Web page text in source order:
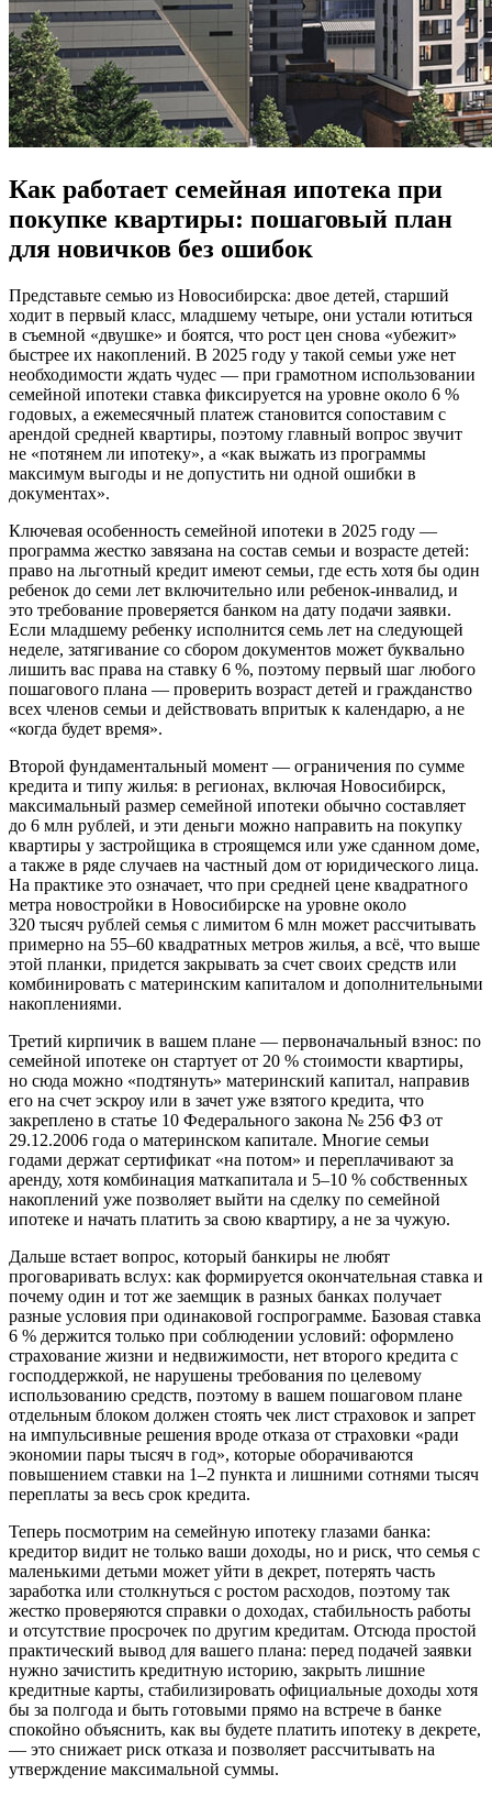
Как работает семейная ипотека при
покупке квартиры: пошаговый план
для новичков без ошибок
Представьте семью из Новосибирска: двое детей, старший
ходит в первый класс, младшему четыре, они устали ютиться
в съемной «двушке» и боятся, что рост цен снова «убежит»
быстрее их накоплений. В 2025 году у такой семьи уже нет
необходимости ждать чудес — при грамотном использовании
семейной ипотеки ставка фиксируется на уровне около 6 %
годовых, а ежемесячный платеж становится сопоставим с
арендой средней квартиры, поэтому главный вопрос звучит
не «потянем ли ипотеку», а «как выжать из программы
максимум выгоды и не допустить ни одной ошибки в
документах».
Ключевая особенность семейной ипотеки в 2025 году —
программа жестко завязана на состав семьи и возрасте детей:
право на льготный кредит имеют семьи, где есть хотя бы один
ребенок до семи лет включительно или ребенок-инвалид, и
это требование проверяется банком на дату подачи заявки.
Если младшему ребенку исполнится семь лет на следующей
неделе, затягивание со сбором документов может буквально
лишить вас права на ставку 6 %, поэтому первый шаг любого
пошагового плана — проверить возраст детей и гражданство
всех членов семьи и действовать впритык к календарю, а не
«когда будет время».
Второй фундаментальный момент — ограничения по сумме
кредита и типу жилья: в регионах, включая Новосибирск,
максимальный размер семейной ипотеки обычно составляет
до 6 млн рублей, и эти деньги можно направить на покупку
квартиры у застройщика в строящемся или уже сданном доме,
а также в ряде случаев на частный дом от юридического лица.
На практике это означает, что при средней цене квадратного
метра новостройки в Новосибирске на уровне около
320 тысяч рублей семья с лимитом 6 млн может рассчитывать
примерно на 55–60 квадратных метров жилья, а всё, что выше
этой планки, придется закрывать за счет своих средств или
комбинировать с материнским капиталом и дополнительными
накоплениями.
Третий кирпичик в вашем плане — первоначальный взнос: по
семейной ипотеке он стартует от 20 % стоимости квартиры,
но сюда можно «подтянуть» материнский капитал, направив
его на счет эскроу или в зачет уже взятого кредита, что
закреплено в статье 10 Федерального закона № 256 ФЗ от
29.12.2006 года о материнском капитале. Многие семьи
годами держат сертификат «на потом» и переплачивают за
аренду, хотя комбинация маткапитала и 5–10 % собственных
накоплений уже позволяет выйти на сделку по семейной
ипотеке и начать платить за свою квартиру, а не за чужую.
Дальше встает вопрос, который банкиры не любят
проговаривать вслух: как формируется окончательная ставка и
почему один и тот же заемщик в разных банках получает
разные условия при одинаковой госпрограмме. Базовая ставка
6 % держится только при соблюдении условий: оформлено
страхование жизни и недвижимости, нет второго кредита с
господдержкой, не нарушены требования по целевому
использованию средств, поэтому в вашем пошаговом плане
отдельным блоком должен стоять чек лист страховок и запрет
на импульсивные решения вроде отказа от страховки «ради
экономии пары тысяч в год», которые оборачиваются
повышением ставки на 1–2 пункта и лишними сотнями тысяч
переплаты за весь срок кредита.
Теперь посмотрим на семейную ипотеку глазами банка:
кредитор видит не только ваши доходы, но и риск, что семья с
маленькими детьми может уйти в декрет, потерять часть
заработка или столкнуться с ростом расходов, поэтому так
жестко проверяются справки о доходах, стабильность работы
и отсутствие просрочек по другим кредитам. Отсюда простой
практический вывод для вашего плана: перед подачей заявки
нужно зачистить кредитную историю, закрыть лишние
кредитные карты, стабилизировать официальные доходы хотя
бы за полгода и быть готовыми прямо на встрече в банке
спокойно объяснить, как вы будете платить ипотеку в декрете,
— это снижает риск отказа и позволяет рассчитывать на
утверждение максимальной суммы.